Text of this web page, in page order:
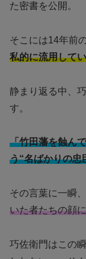
た密書を公開。
そこには14年前
私的に流用して
静まり返る中、
す。
「竹田藩を蝕ん
う“名ばかりの忠
その言葉に一瞬
いた者たちの顔
巧佐衛門はこの